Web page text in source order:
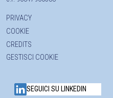
PRIVACY
COOKIE
CREDITS
GESTISCI COOKIE
SEGUICI SU LINKEDIN